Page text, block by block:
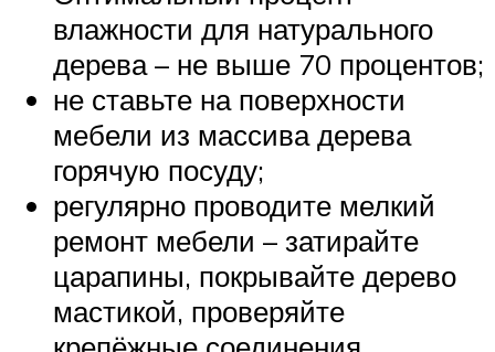
влажности для натурального
дерева – не выше 70 процентов;
не ставьте на поверхности
мебели из массива дерева
горячую посуду;
регулярно проводите мелкий
ремонт мебели – затирайте
царапины, покрывайте дерево
мастикой, проверяйте